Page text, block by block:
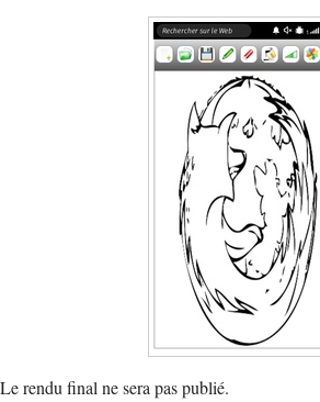
Le rendu final ne sera pas publié.